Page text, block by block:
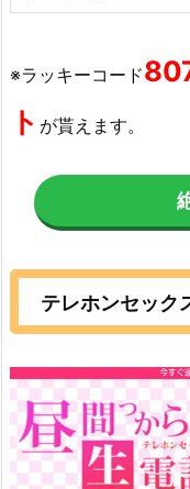
※ラッキーコード
ト が貰えます。
テレホンセック